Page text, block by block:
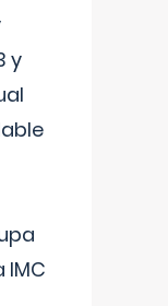
y
IMC